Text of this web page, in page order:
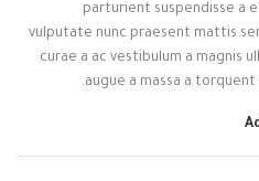
parturient suspendisse a
vulputate nunc praesent mattis
curae a ac vestibulum a magnis
augue a massa a